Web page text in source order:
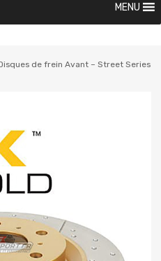
MENU
de frein Avant – Street Series